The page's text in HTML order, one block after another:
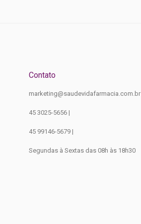
Contato
marketing@saudevidafarmacia.com.br
45 3025-5656 |
45 99146-5679 |
Segundas à Sextas das 08h às 18h30